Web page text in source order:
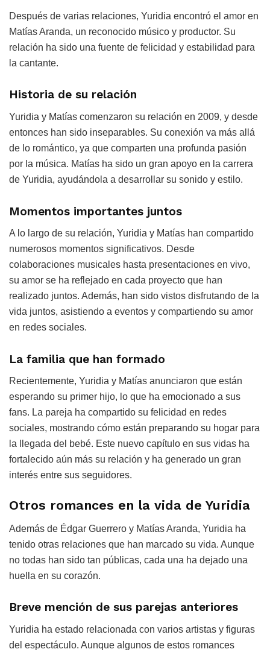
Después de varias relaciones, Yuridia encontró el amor en
Matías Aranda, un reconocido músico y productor. Su
relación ha sido una fuente de felicidad y estabilidad para
la cantante.
Historia de su relación
Yuridia y Matías comenzaron su relación en 2009, y desde
entonces han sido inseparables. Su conexión va más allá
de lo romántico, ya que comparten una profunda pasión
por la música. Matías ha sido un gran apoyo en la carrera
de Yuridia, ayudándola a desarrollar su sonido y estilo.
Momentos importantes juntos
A lo largo de su relación, Yuridia y Matías han compartido
numerosos momentos significativos. Desde
colaboraciones musicales hasta presentaciones en vivo,
su amor se ha reflejado en cada proyecto que han
realizado juntos. Además, han sido vistos disfrutando de la
vida juntos, asistiendo a eventos y compartiendo su amor
en redes sociales.
La familia que han formado
Recientemente, Yuridia y Matías anunciaron que están
esperando su primer hijo, lo que ha emocionado a sus
fans. La pareja ha compartido su felicidad en redes
sociales, mostrando cómo están preparando su hogar para
la llegada del bebé. Este nuevo capítulo en sus vidas ha
fortalecido aún más su relación y ha generado un gran
interés entre sus seguidores.
Otros romances en la vida de Yuridia
Además de Édgar Guerrero y Matías Aranda, Yuridia ha
tenido otras relaciones que han marcado su vida. Aunque
no todas han sido tan públicas, cada una ha dejado una
huella en su corazón.
Breve mención de sus parejas anteriores
Yuridia ha estado relacionada con varios artistas y figuras
del espectáculo. Aunque algunos de estos romances